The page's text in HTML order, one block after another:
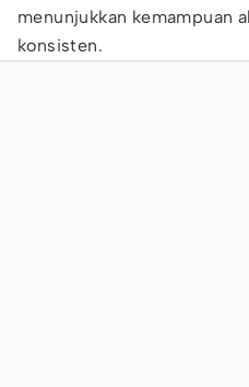
menunjukkan kemampuan
konsisten.